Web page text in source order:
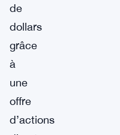
de
dollars
grâce
à
une
offre
d’actions